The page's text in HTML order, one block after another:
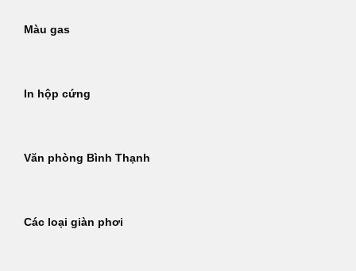
Màu gas
In hộp cứng
Văn phòng Bình Thạnh
Các loại giàn phơi